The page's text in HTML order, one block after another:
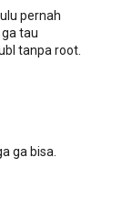
pernah
tau
tanpa root.
ga bisa.